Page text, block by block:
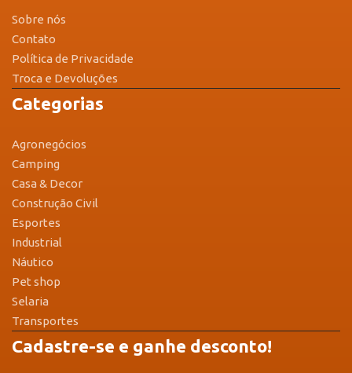
Sobre nós
Contato
Política de Privacidade
Troca e Devoluções
Categorias
Agronegócios
Camping
Casa & Decor
Construção Civil
Esportes
Industrial
Náutico
Pet shop
Selaria
Transportes
Cadastre-se e ganhe desconto!